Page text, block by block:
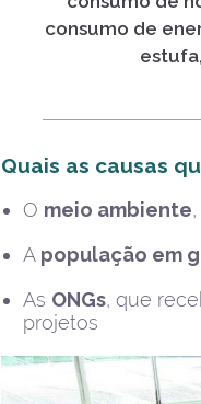
consumo de
Quais as causas
O meio ambiente
A população em
As ONGs, que
projetos